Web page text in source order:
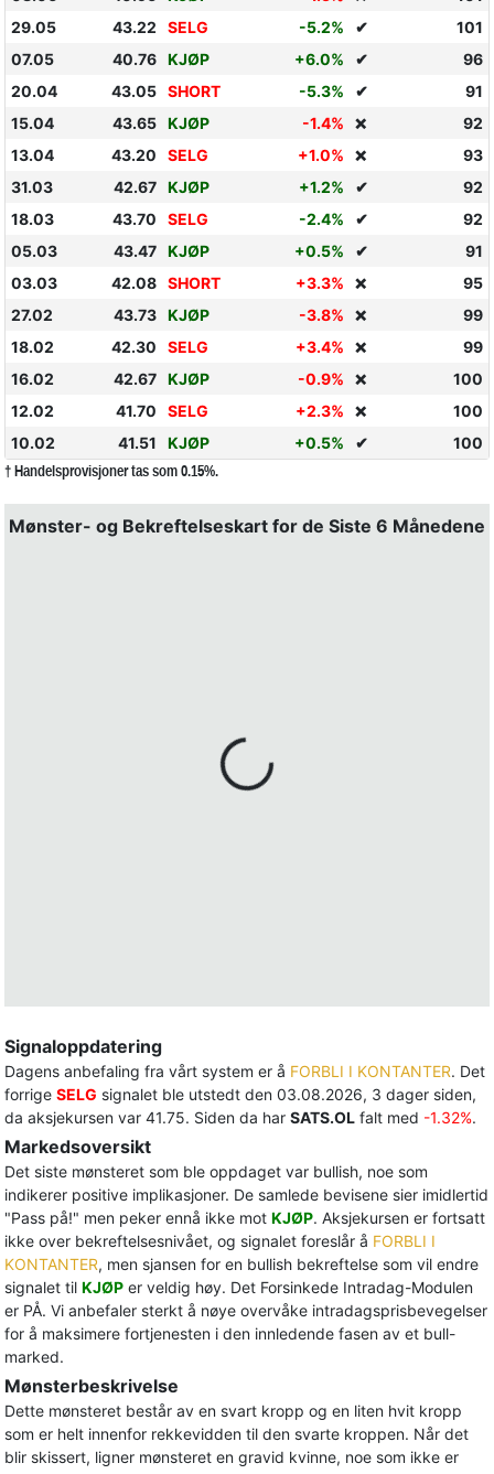
29.05
43.22 SELG -5.2% ✔
101
07.05
40.76 KJØP +6.0% ✔
96
20.04
43.05 SHORT -5.3% ✔
91
15.04
43.65 KJØP -1.4% ❌
92
13.04
43.20 SELG +1.0% ❌
93
31.03
42.67 KJØP +1.2% ✔
92
18.03
43.70 SELG -2.4% ✔
92
05.03
43.47 KJØP +0.5% ✔
91
03.03
42.08 SHORT +3.3% ❌
95
27.02
43.73 KJØP -3.8% ❌
99
18.02
42.30 SELG +3.4% ❌
99
16.02
42.67 KJØP -0.9% ❌
100
12.02
41.70 SELG +2.3% ❌
100
10.02
41.51 KJØP +0.5% ✔ 100
† Handelsprovisjoner tas som 0.15%.
Mønster- og Bekreftelseskart for de Siste 6 Månedene
Signaloppdatering
Dagens anbefaling fra vårt system er å FORBLI I KONTANTER. Det
forrige SELG signalet ble utstedt den 03.08.2026, 3 dager siden,
da aksjekursen var 41.75. Siden da har SATS.OL falt med -1.32%.
Markedsoversikt
Det siste mønsteret som ble oppdaget var bullish, noe som
indikerer positive implikasjoner. De samlede bevisene sier imidlertid
"Pass på!" men peker ennå ikke mot KJØP. Aksjekursen er fortsatt
ikke over bekreftelsesnivået, og signalet foreslår å FORBLI I
KONTANTER, men sjansen for en bullish bekreftelse som vil endre
signalet til KJØP er veldig høy. Det Forsinkede Intradag-Modulen
er PÅ. Vi anbefaler sterkt å nøye overvåke intradagsprisbevegelser
for å maksimere fortjenesten i den innledende fasen av et bull-
marked.
Mønsterbeskrivelse
Dette mønsteret består av en svart kropp og en liten hvit kropp
som er helt innenfor rekkevidden til den svarte kroppen. Når det
blir skissert, ligner mønsteret en gravid kvinne, noe som ikke er